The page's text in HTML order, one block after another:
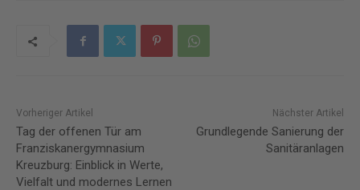
Vorheriger Artikel
Tag der offenen Tür am
Franziskanergymnasium
Kreuzburg: Einblick in Werte,
Vielfalt und modernes Lernen
Nächster Artikel
Grundlegende Sanierung der
Sanitäranlagen